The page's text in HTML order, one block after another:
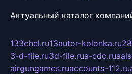
Актуальный каталог
133chel.ru13autor-kolonka.ru
3-d-file.ru3d-file.rua-cdc.ru
airgungames.ruaccounts-112.ru